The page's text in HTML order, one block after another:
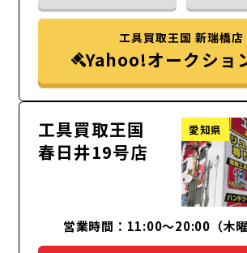
工具買取王国 新瑞橋店
Yahoo!オークショ
工具買取王国
春日井19号店
愛知県
営業時間：11:00～20:00（木曜